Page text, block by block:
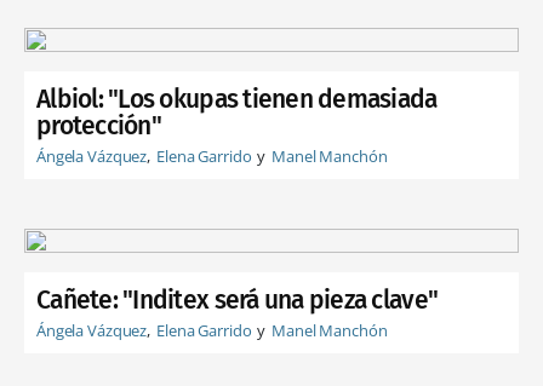
Albiol: "Los okupas tienen demasiada
protección"
Ángela Vázquez Elena Garrido Manel Manchón
Cañete: "Inditex será una pieza clave"
Ángela Vázquez Elena Garrido Manel Manchón